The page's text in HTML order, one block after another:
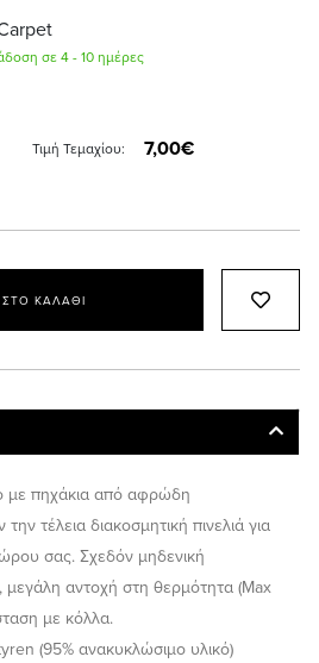
σε 4 - 10 ημέρες
Τιμή Τεμαχίου: 7,00€
ΚΑΛΆΘΙ
με πηχάκια από αφρώδη
τέλεια διακοσμητική πινελιά για
σας. Σχεδόν μηδενική
αντοχή στη θερμότητα (Max
με κόλλα.
(95% ανακυκλώσιμο υλικό)